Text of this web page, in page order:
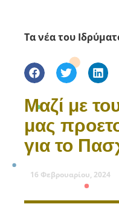
Τα νέα του
Μαζί με
μας
για το
16 Φεβρουαρίου, 2024